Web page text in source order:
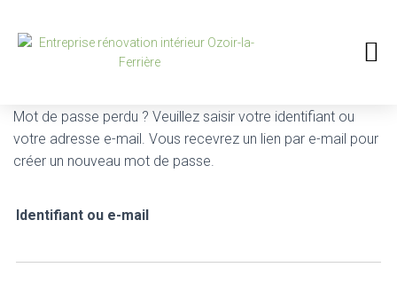
Mot de passe perdu ? Veuillez saisir votre identifiant ou
votre adresse e-mail. Vous recevrez un lien par e-mail pour
créer un nouveau mot de passe.
Identifiant ou e-mail